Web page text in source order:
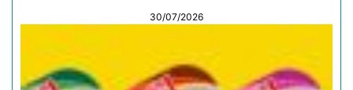
30/07/2026